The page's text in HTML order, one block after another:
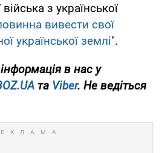
з української
вивести свої
української землі".
в нас у
та Viber. Не ведіться